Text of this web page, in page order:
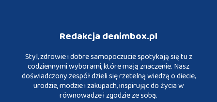
Redakcja denimbox.pl
Styl, zdrowie i dobre samopoczucie spotykają się tu z
codziennymi wyborami, które mają znaczenie. Nasz
doświadczony zespół dzieli się rzetelną wiedzą o diecie,
urodzie, modzie i zakupach, inspirując do życia w
równowadze i zgodzie ze sobą.